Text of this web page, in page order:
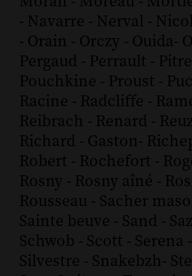
- Navarre - Nerval -
- Orain - Orczy - Ouida-
Pergaud - Perrault - Pitre
Pouchkine - Proust -
Racine - Radcliffe -
Reibrach - Renard -
Richard - Gaston-
Robert - Rochefort -
Rosny - Rosny aîné -
Rousseau - Sacher
Sainte beuve - Sand -
Schwob - Scott - Serena -
Silvestre - Snakebzh-